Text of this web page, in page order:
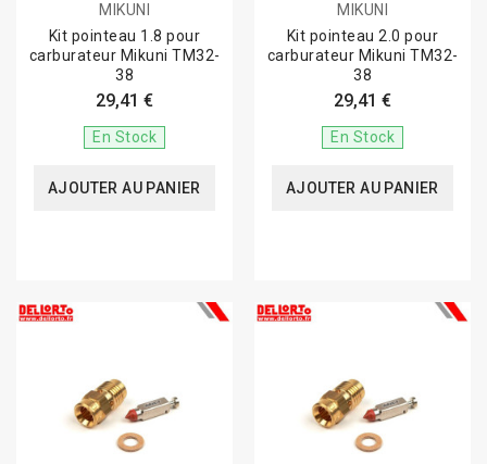
MIKUNI
Kit pointeau 1.8 pour
carburateur Mikuni TM32-
38
29,41 €
En Stock
AJOUTER AU PANIER
MIKUNI
Kit pointeau 2.0 pour
carburateur Mikuni TM32-
38
29,41 €
En Stock
AJOUTER AU PANIER